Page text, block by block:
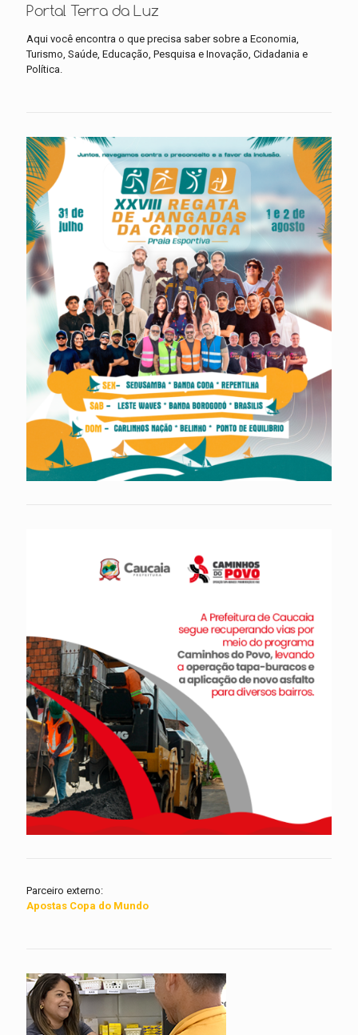
Portal Terra da Luz
Aqui você encontra o que precisa saber sobre a Economia,
Turismo, Saúde, Educação, Pesquisa e Inovação, Cidadania e
Política.
Parceiro externo:
Apostas Copa do Mundo